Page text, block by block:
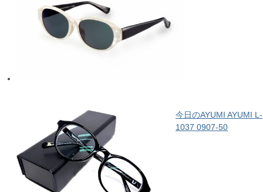
今日のAYUMI AYUMI L-
1037 0907-50